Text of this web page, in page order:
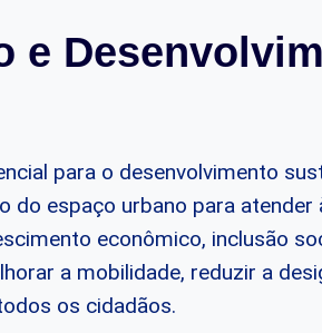
e
para o desenvolvimento
do espaço urbano para atender
econômico, inclusão
a mobilidade, reduzir a
os cidadãos.